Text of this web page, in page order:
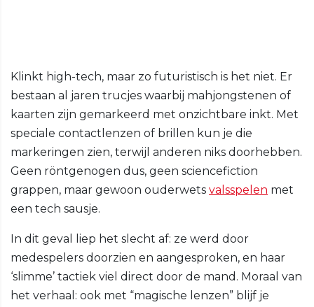
Klinkt high-tech, maar zo futuristisch is het niet. Er
bestaan al jaren trucjes waarbij mahjongstenen of
kaarten zijn gemarkeerd met onzichtbare inkt. Met
speciale contactlenzen of brillen kun je die
markeringen zien, terwijl anderen niks doorhebben.
Geen röntgenogen dus, geen sciencefiction
grappen, maar gewoon ouderwets valsspelen met
een tech sausje.
In dit geval liep het slecht af: ze werd door
medespelers doorzien en aangesproken, en haar
‘slimme’ tactiek viel direct door de mand. Moraal van
het verhaal: ook met “magische lenzen” blijf je